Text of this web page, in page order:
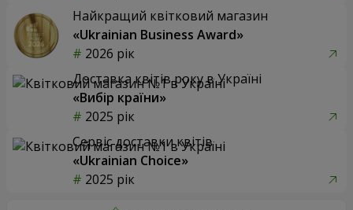
Найкращий квітковий магазин
«Ukrainian Business Award»
2026 рік
Доставка квітів року в Україні
«Вибір країни»
2025 рік
Сервіс доставки квітів
«Ukrainian Choice»
2025 рік